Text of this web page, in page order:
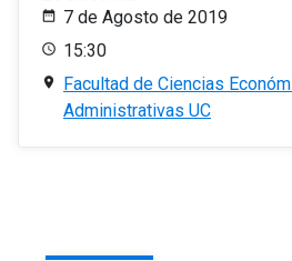
7 de Agosto de 2019
15:30
Facultad de Ciencias
Administrativas UC